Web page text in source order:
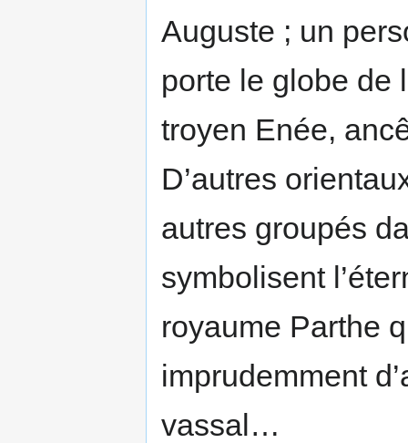
Auguste ; un
porte le globe de
troyen Enée,
D’autres
autres groupés
symbolisent
royaume Parthe
imprudemment
vassal…